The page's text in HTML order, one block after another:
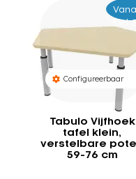
Configureerbaar
Tabulo Vijfhoek
tafel klein,
verstelbare
59-76 cm
Excl.